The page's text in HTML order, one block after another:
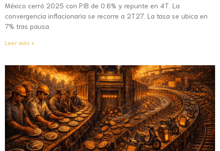
México cerró 2025 con PIB de 0.6% y repunte en 4T. La
convergencia inflacionaria se recorre a 2T27. La tasa se ubica en
7% tras pausa.
Leer más »